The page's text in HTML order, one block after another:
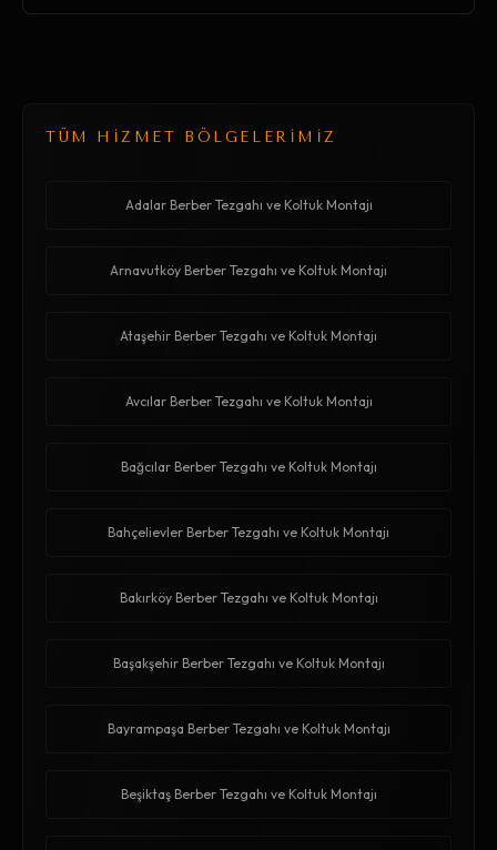
TÜM HİZMET BÖLGELERİMİZ
Adalar Berber Tezgahı ve Koltuk Montajı
Arnavutköy Berber Tezgahı ve Koltuk Montajı
Ataşehir Berber Tezgahı ve Koltuk Montajı
Avcılar Berber Tezgahı ve Koltuk Montajı
Bağcılar Berber Tezgahı ve Koltuk Montajı
Bahçelievler Berber Tezgahı ve Koltuk Montajı
Bakırköy Berber Tezgahı ve Koltuk Montajı
Başakşehir Berber Tezgahı ve Koltuk Montajı
Bayrampaşa Berber Tezgahı ve Koltuk Montajı
Beşiktaş Berber Tezgahı ve Koltuk Montajı